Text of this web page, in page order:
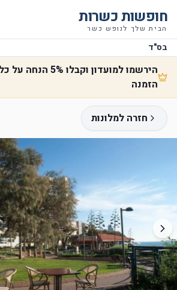
חופשות כשרות
הבית שלך לנופש כשר
בס"ד
הירשמו למועדון וקבלו 5% הנחה על כל
הזמנה
חזרה למלונות